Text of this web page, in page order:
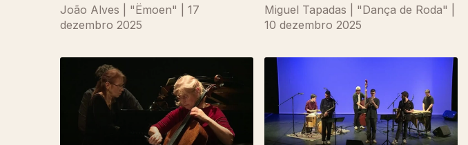
João Alves | "Ëmoen" | 17
dezembro 2025
Miguel Tapadas | "Dança de Roda" |
10 dezembro 2025